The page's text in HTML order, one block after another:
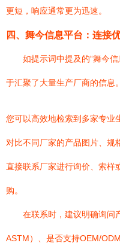
更短，响应通常更为迅速。
四、舞今信息平台：连接
如提示词中提及的“舞今
于汇聚了大量生产厂商的信息
您可以高效地检索到多家专业
对比不同厂家的产品图片、规
直接联系厂家进行询价、索样
购。
在联系时，建议明确询问
ASTM）、是否支持OEM/